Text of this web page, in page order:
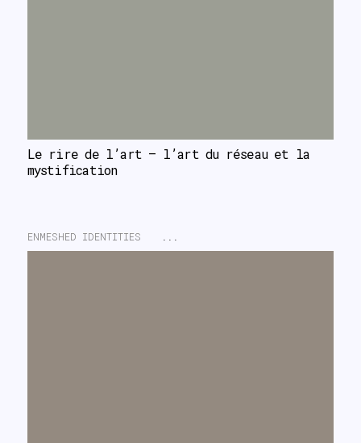
Le rire de l’art – l’art du réseau et la
mystification
ENMESHED IDENTITIES